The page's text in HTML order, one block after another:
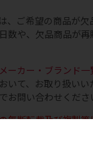
、ご希望の商品が
数や、欠品商品が
ーカー・ブランド一
いて、お取り扱い
お問い合わせくださ
無断転載及び複製